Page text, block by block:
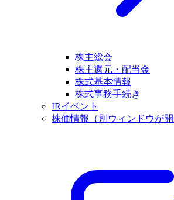
株主総会
株主還元・配当金
株式基本情報
株式事務手続き
IRイベント
株価情報
（別ウィンドウが開